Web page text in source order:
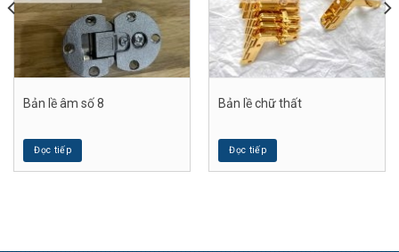
Bản lề âm số 8
Đọc tiếp
Bản lề chữ thất
Đọc tiếp